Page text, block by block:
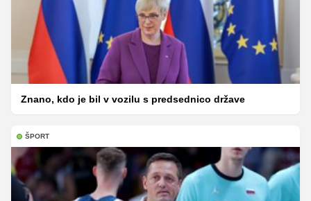
Znano, kdo je bil v vozilu s predsednico države
ŠPORT